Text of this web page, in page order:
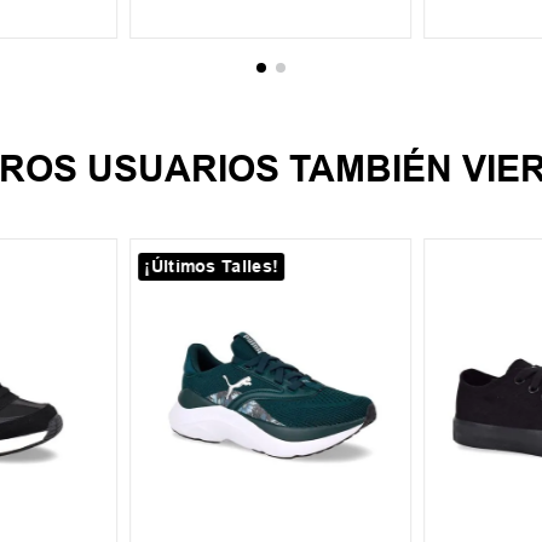
USUARIOS TAMBIÉN
¡Últimos Talles!